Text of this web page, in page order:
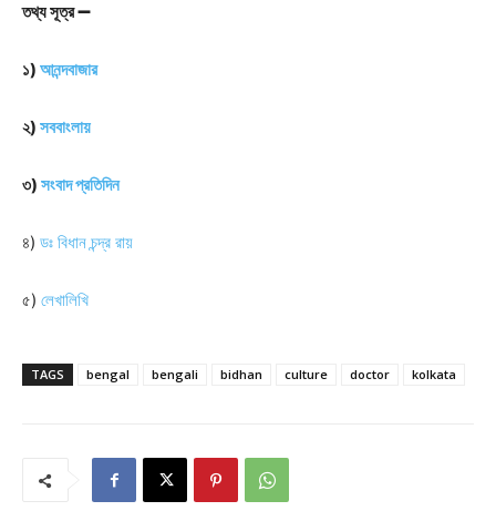
তথ্য সূত্র ➖
১) আনন্দবাজার
২) সববাংলায়
৩) সংবাদ প্রতিদিন
৪) ডঃ বিধান চন্দ্র রায়
৫) লেখালিখি
TAGS bengal bengali bidhan culture doctor kolkata